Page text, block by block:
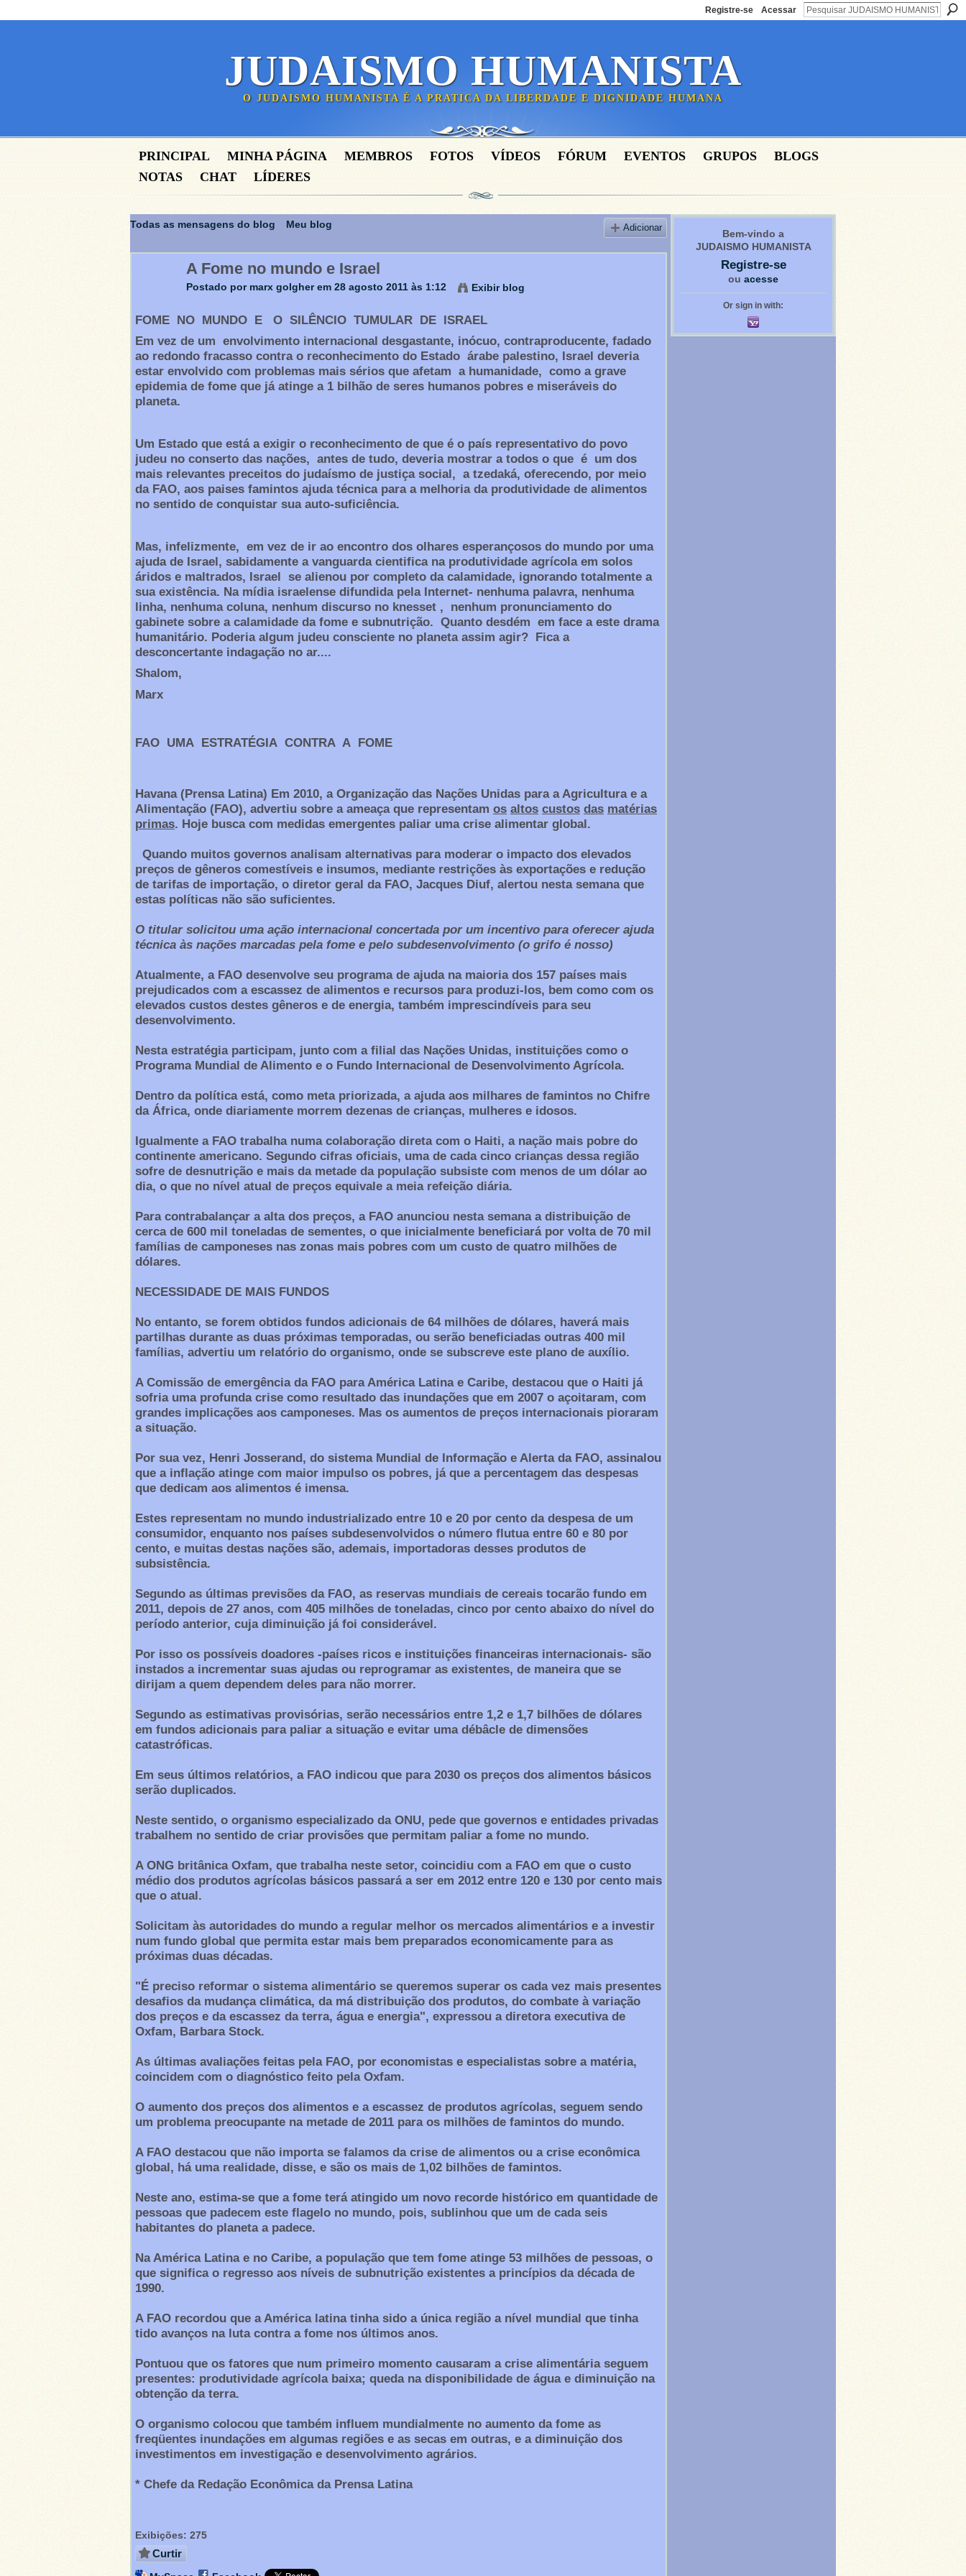
Registre-se Acessar
JUDAISMO HUMANISTA
O JUDAISMO HUMANISTA É A PRATICA DA LIBERDADE E DIGNIDADE HUMANA
PRINCIPAL MINHA PÁGINA MEMBROS FOTOS VÍDEOS FÓRUM EVENTOS GRUPOS
BLOGS
NOTAS
CHAT LÍDERES
Todas as mensagens do blog Meu blog Adicionar
A Fome no mundo e Israel
Postado por marx golgherem 28 agosto 2011 às 1:12 Exibir blog
FOME NO MUNDO E O SILÊNCIO TUMULAR DE ISRAEL
Em vez de um envolvimento internacional desgastante, inócuo, contraproducente, fadado
ao redondo fracasso contra o reconhecimento do Estado árabe palestino, Israel deveria
estar envolvido com problemas mais sérios que afetam a humanidade, como a grave
epidemia de fome que já atinge a 1 bilhão de seres humanos pobres e miseráveis do
planeta.
Um Estado que está a exigir o reconhecimento de que é o país representativo do povo
judeu no conserto das nações, antes de tudo, deveria mostrar a todos o que é um dos
mais relevantes preceitos do judaísmo de justiça social, a tzedaká, oferecendo, por meio
da FAO, aos paises famintos ajuda técnica para a melhoria da produtividade de alimentos
no sentido de conquistar sua auto-suficiência.
Mas, infelizmente, em vez de ir ao encontro dos olhares esperançosos do mundo por uma
ajuda de Israel, sabidamente a vanguarda cientifica na produtividade agrícola em solos
áridos e maltrados, Israel se alienou por completo da calamidade, ignorando totalmente a
sua existência. Na mídia israelense difundida pela Internet- nenhuma palavra, nenhuma
linha, nenhuma coluna, nenhum discurso no knesset , nenhum pronunciamento do
gabinete sobre a calamidade da fome e subnutrição. Quanto desdém em face a este drama
humanitário. Poderia algum judeu consciente no planeta assim agir? Fica a
desconcertante indagação no ar....
Shalom,
Marx
FAO UMA ESTRATÉGIA CONTRA A FOME
Havana (Prensa Latina) Em 2010, a Organização das Nações Unidas para a Agricultura e a
Alimentação (FAO), advertiu sobre a ameaça que representam os altos custos das matérias
primas. Hoje busca com medidas emergentes paliar uma crise alimentar global.
Quando muitos governos analisam alternativas para moderar o impacto dos elevados
preços de gêneros comestíveis e insumos, mediante restrições às exportações e redução
de tarifas de importação, o diretor geral da FAO, Jacques Diuf, alertou nesta semana que
estas políticas não são suficientes.
O titular solicitou uma ação internacional concertada por um incentivo para oferecer ajuda
técnica às nações marcadas pela fome e pelo subdesenvolvimento (o grifo é nosso)
Atualmente, a FAO desenvolve seu programa de ajuda na maioria dos 157 países mais
prejudicados com a escassez de alimentos e recursos para produzi-los, bem como com os
elevados custos destes gêneros e de energia, também imprescindíveis para seu
desenvolvimento.
Nesta estratégia participam, junto com a filial das Nações Unidas, instituições como o
Programa Mundial de Alimento e o Fundo Internacional de Desenvolvimento Agrícola.
Dentro da política está, como meta priorizada, a ajuda aos milhares de famintos no Chifre
da África, onde diariamente morrem dezenas de crianças, mulheres e idosos.
Igualmente a FAO trabalha numa colaboração direta com o Haiti, a nação mais pobre do
continente americano. Segundo cifras oficiais, uma de cada cinco crianças dessa região
sofre de desnutrição e mais da metade da população subsiste com menos de um dólar ao
dia, o que no nível atual de preços equivale a meia refeição diária.
Para contrabalançar a alta dos preços, a FAO anunciou nesta semana a distribuição de
cerca de 600 mil toneladas de sementes, o que inicialmente beneficiará por volta de 70 mil
famílias de camponeses nas zonas mais pobres com um custo de quatro milhões de
dólares.
NECESSIDADE DE MAIS FUNDOS
No entanto, se forem obtidos fundos adicionais de 64 milhões de dólares, haverá mais
partilhas durante as duas próximas temporadas, ou serão beneficiadas outras 400 mil
famílias, advertiu um relatório do organismo, onde se subscreve este plano de auxílio.
A Comissão de emergência da FAO para América Latina e Caribe, destacou que o Haiti já
sofria uma profunda crise como resultado das inundações que em 2007 o açoitaram, com
grandes implicações aos camponeses. Mas os aumentos de preços internacionais pioraram
a situação.
Por sua vez, Henri Josserand, do sistema Mundial de Informação e Alerta da FAO, assinalou
que a inflação atinge com maior impulso os pobres, já que a percentagem das despesas
que dedicam aos alimentos é imensa.
Estes representam no mundo industrializado entre 10 e 20 por cento da despesa de um
consumidor, enquanto nos países subdesenvolvidos o número flutua entre 60 e 80 por
cento, e muitas destas nações são, ademais, importadoras desses produtos de
subsistência.
Segundo as últimas previsões da FAO, as reservas mundiais de cereais tocarão fundo em
2011, depois de 27 anos, com 405 milhões de toneladas, cinco por cento abaixo do nível do
período anterior, cuja diminuição já foi considerável.
Por isso os possíveis doadores -países ricos e instituições financeiras internacionais- são
instados a incrementar suas ajudas ou reprogramar as existentes, de maneira que se
dirijam a quem dependem deles para não morrer.
Segundo as estimativas provisórias, serão necessários entre 1,2 e 1,7 bilhões de dólares
em fundos adicionais para paliar a situação e evitar uma débâcle de dimensões
catastróficas.
Em seus últimos relatórios, a FAO indicou que para 2030 os preços dos alimentos básicos
serão duplicados.
Neste sentido, o organismo especializado da ONU, pede que governos e entidades privadas
trabalhem no sentido de criar provisões que permitam paliar a fome no mundo.
A ONG britânica Oxfam, que trabalha neste setor, coincidiu com a FAO em que o custo
médio dos produtos agrícolas básicos passará a ser em 2012 entre 120 e 130 por cento mais
que o atual.
Solicitam às autoridades do mundo a regular melhor os mercados alimentários e a investir
num fundo global que permita estar mais bem preparados economicamente para as
próximas duas décadas.
"É preciso reformar o sistema alimentário se queremos superar os cada vez mais presentes
desafios da mudança climática, da má distribuição dos produtos, do combate à variação
dos preços e da escassez da terra, água e energia", expressou a diretora executiva de
Oxfam, Barbara Stock.
As últimas avaliações feitas pela FAO, por economistas e especialistas sobre a matéria,
coincidem com o diagnóstico feito pela Oxfam.
O aumento dos preços dos alimentos e a escassez de produtos agrícolas, seguem sendo
um problema preocupante na metade de 2011 para os milhões de famintos do mundo.
A FAO destacou que não importa se falamos da crise de alimentos ou a crise econômica
global, há uma realidade, disse, e são os mais de 1,02 bilhões de famintos.
Neste ano, estima-se que a fome terá atingido um novo recorde histórico em quantidade de
pessoas que padecem este flagelo no mundo, pois, sublinhou que um de cada seis
habitantes do planeta a padece.
Na América Latina e no Caribe, a população que tem fome atinge 53 milhões de pessoas, o
que significa o regresso aos níveis de subnutrição existentes a princípios da década de
1990.
A FAO recordou que a América latina tinha sido a única região a nível mundial que tinha
tido avanços na luta contra a fome nos últimos anos.
Pontuou que os fatores que num primeiro momento causaram a crise alimentária seguem
presentes: produtividade agrícola baixa; queda na disponibilidade de água e diminuição na
obtenção da terra.
O organismo colocou que também influem mundialmente no aumento da fome as
freqüentes inundações em algumas regiões e as secas em outras, e a diminuição dos
investimentos em investigação e desenvolvimento agrários.
* Chefe da Redação Econômica da Prensa Latina
Exibições: 275
Curtir
Bem-vindo a
JUDAISMO HUMANISTA
Registre-se
ou acesse
Or sign in with: